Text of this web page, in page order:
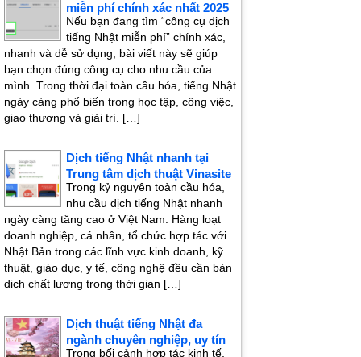
miễn phí chính xác nhất 2025
Nếu bạn đang tìm “công cụ dịch
tiếng Nhật miễn phí” chính xác,
nhanh và dễ sử dụng, bài viết này sẽ giúp
bạn chọn đúng công cụ cho nhu cầu của
mình. Trong thời đại toàn cầu hóa, tiếng Nhật
ngày càng phổ biến trong học tập, công việc,
giao thương và giải trí. […]
Dịch tiếng Nhật nhanh tại
Trung tâm dịch thuật Vinasite
Trong kỷ nguyên toàn cầu hóa,
nhu cầu dịch tiếng Nhật nhanh
ngày càng tăng cao ở Việt Nam. Hàng loạt
doanh nghiệp, cá nhân, tổ chức hợp tác với
Nhật Bản trong các lĩnh vực kinh doanh, kỹ
thuật, giáo dục, y tế, công nghệ đều cần bản
dịch chất lượng trong thời gian […]
Dịch thuật tiếng Nhật đa
ngành chuyên nghiệp, uy tín
Trong bối cảnh hợp tác kinh tế,